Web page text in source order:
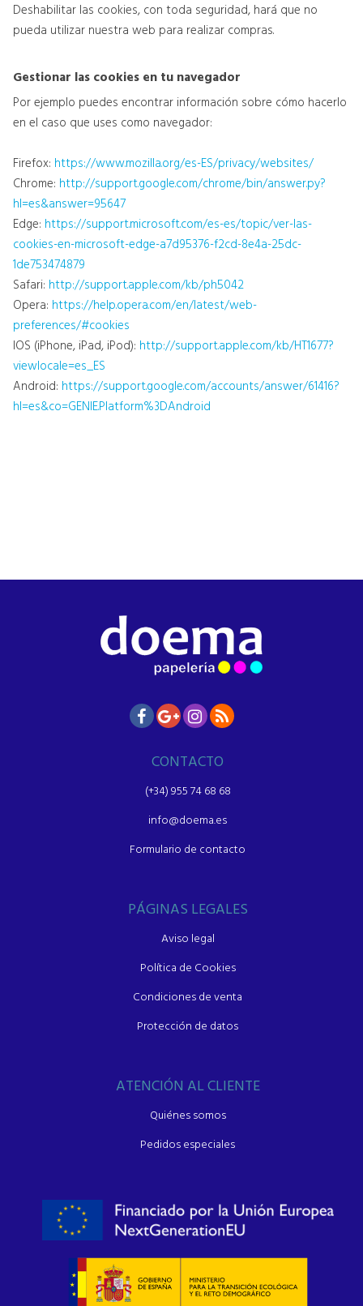
Deshabilitar las cookies, con toda seguridad, hará que no
pueda utilizar nuestra web para realizar compras.
Gestionar las cookies en tu navegador
Por ejemplo puedes encontrar información sobre cómo hacerlo
en el caso que uses como navegador:
Firefox: https://www.mozilla.org/es-ES/privacy/websites/
Chrome: http://support.google.com/chrome/bin/answer.py?
hl=es&answer=95647
Edge: https://support.microsoft.com/es-es/topic/ver-las-
cookies-en-microsoft-edge-a7d95376-f2cd-8e4a-25dc-
1de753474879
Safari: http://support.apple.com/kb/ph5042
Opera: https://help.opera.com/en/latest/web-
preferences/#cookies
IOS (iPhone, iPad, iPod): http://support.apple.com/kb/HT1677?
viewlocale=es_ES
Android: https://support.google.com/accounts/answer/61416?
hl=es&co=GENIE.Platform%3DAndroid
CONTACTO
(+34) 955 74 68 68
info@doema.es
Formulario de contacto
PÁGINAS LEGALES
Aviso legal
Política de Cookies
Condiciones de venta
Protección de datos
ATENCIÓN AL CLIENTE
Quiénes somos
Pedidos especiales